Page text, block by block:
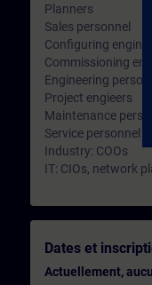
Planners
Sales personnel
Configuring
Commissioning
Engineering
Project engieers
Maintenance
Service personnel
Industry: COOs
IT: CIOs, network
Dates et
Actuellement,